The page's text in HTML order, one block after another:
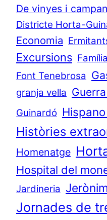
De vinyes i
Districte Horta-
Economia
Excursions
Font Tenebrosa
granja vella
Guinardó
Històries
Homenatge
Hospital del
Jardineria
Jornades de